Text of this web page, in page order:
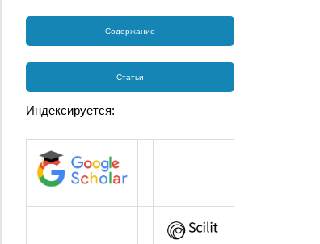
Содержание
Статьи
Индексируется: